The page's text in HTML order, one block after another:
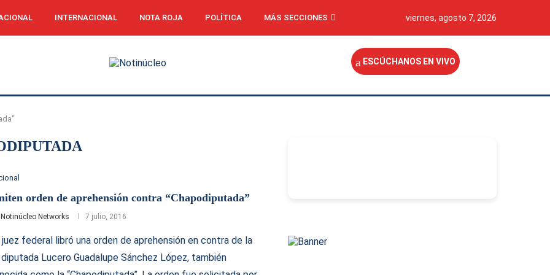
INTERNACIONAL NOTA ROJA POLÍTICA MÁS SECCIONES viernes, agosto 7, 2026
ESCÚCHANOS EN VIVO
orden de aprehensión contra “Chapodiputada”
Notinúcleo Networks 7 julio, 2016
juez federal libró una orden de aprehensión en contra de la
Lucero Guadalupe Sánchez López, también